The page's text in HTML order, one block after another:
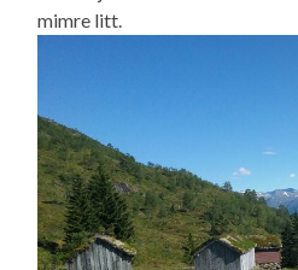
mimre litt.